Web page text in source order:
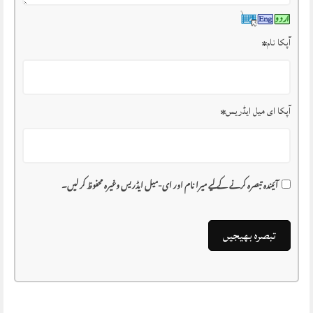
آپکا نام*
آپکا ای میل ایڈریس*
آئیندہ تبصرہ کرنے کے لیے میرا نام اور ای-میل ایڈریس وغیرہ محفوظ کر لیں۔